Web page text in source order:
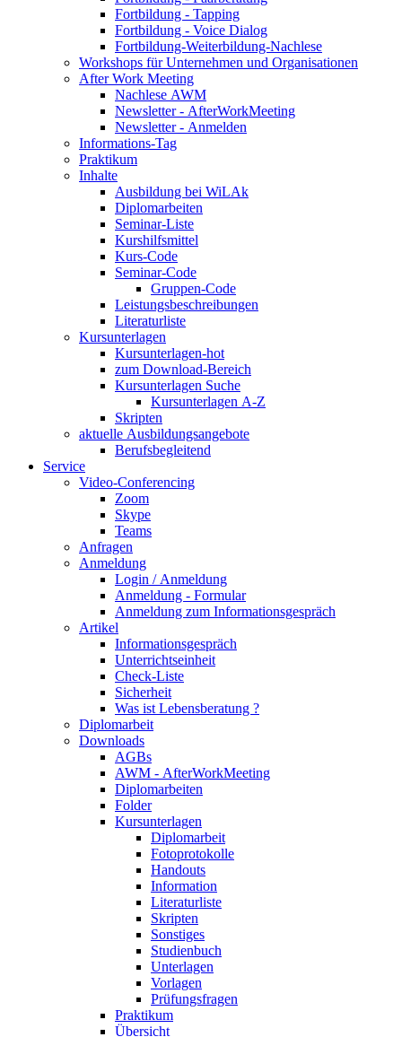
Fortbildung - Tapping
Fortbildung - Voice Dialog
Fortbildung-Weiterbildung-Nachlese
Workshops für Unternehmen und Organisationen
After Work Meeting
Nachlese AWM
Newsletter - AfterWorkMeeting
Newsletter - Anmelden
Informations-Tag
Praktikum
Inhalte
Ausbildung bei WiLAk
Diplomarbeiten
Seminar-Liste
Kurshilfsmittel
Kurs-Code
Seminar-Code
Gruppen-Code
Leistungsbeschreibungen
Literaturliste
Kursunterlagen
Kursunterlagen-hot
zum Download-Bereich
Kursunterlagen Suche
Kursunterlagen A-Z
Skripten
aktuelle Ausbildungsangebote
Berufsbegleitend
Service
Video-Conferencing
Zoom
Skype
Teams
Anfragen
Anmeldung
Login / Anmeldung
Anmeldung - Formular
Anmeldung zum Informationsgespräch
Artikel
Informationsgespräch
Unterrichtseinheit
Check-Liste
Sicherheit
Was ist Lebensberatung ?
Diplomarbeit
Downloads
AGBs
AWM - AfterWorkMeeting
Diplomarbeiten
Folder
Kursunterlagen
Diplomarbeit
Fotoprotokolle
Handouts
Information
Literaturliste
Skripten
Sonstiges
Studienbuch
Unterlagen
Vorlagen
Prüfungsfragen
Praktikum
Übersicht